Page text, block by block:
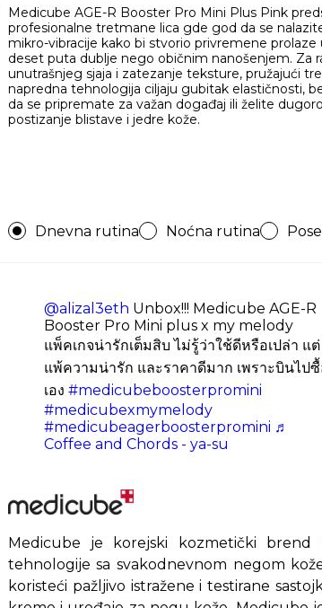
Medicube AGE-R Booster Pro Mini Plus Pink
profesionalne tretmane lica gde god da se
mikro-vibracije kako bi stvorio privremene
deset puta dublje nego običnim nanošenjem. Za
unutrašnjeg sjaja i zatezanje teksture, pružajući
napredna tehnologija ciljaju gubitak elastičnosti,
da se pripremate za važan događaj ili želite
postizanje blistave i jedre kože.
Dnevna rutina Noćna rutina
@alizal3eth Unbox!!! Medicube AGE-R
Booster Pro Mini plus x my melody
แพ็คเกจน่ารักเต็มสิบ ไม่รู้ว่าใช้ดีหรือเปล่า แต่
แพ้ความน่ารัก และราคาดีมาก เพราะบินไป
เอง #medicubeboosterpromini
#medicubexmymelody
#medicubeagerboosterpromini ♬
Coffee and Chords - ya-su
Medicube je korejski kozmetički
tehnologije sa svakodnevnom negom
koristeći pažljivo istražene i testirane